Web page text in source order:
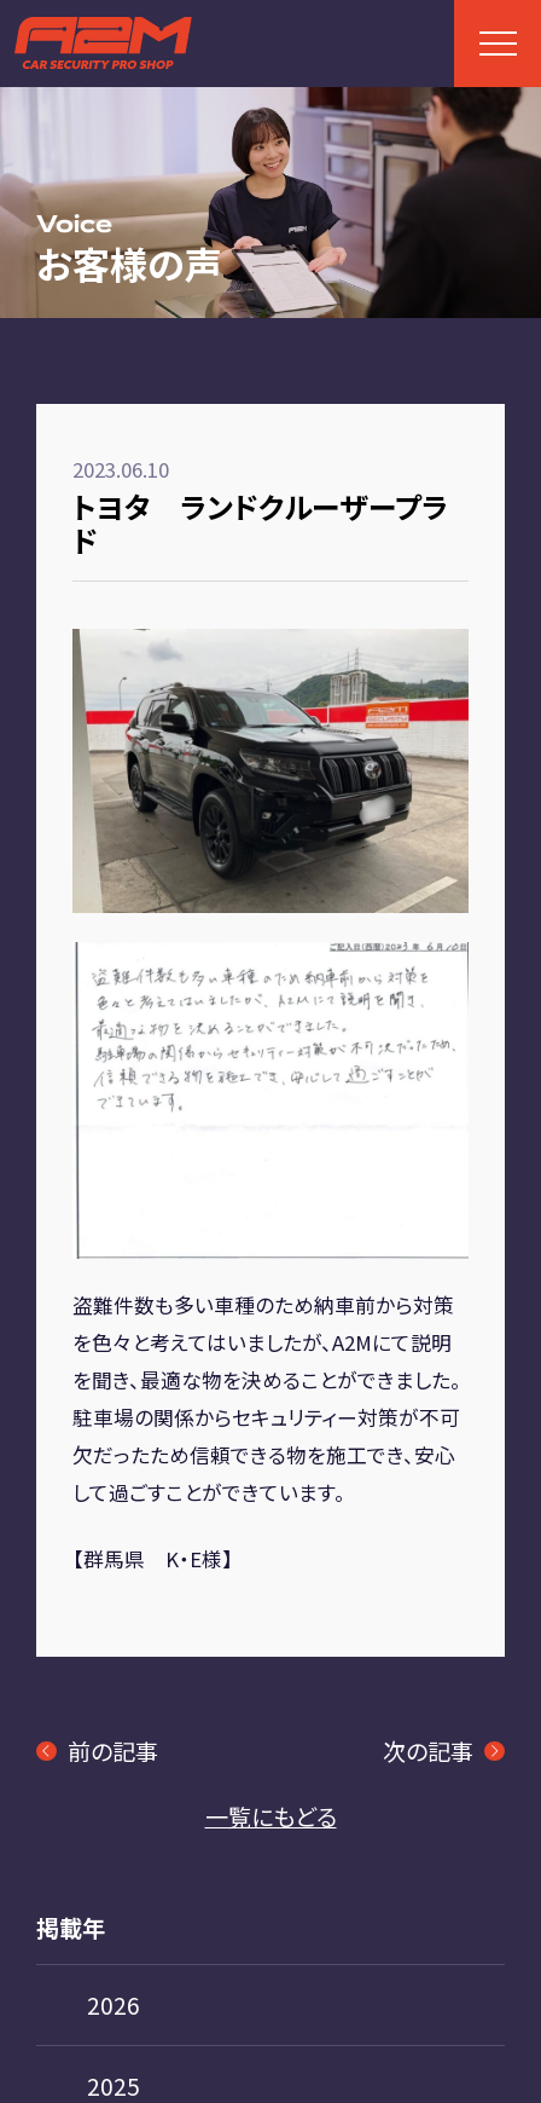
Voice
お客様の声
2023.06.10
トヨタ ランドクルーザープラ
ド
盗難件数も多い車種のため納車前から対策
を色々と考えてはいましたが、A2Mにて説明
を聞き、最適な物を決めることができました。
駐車場の関係からセキュリティー対策が不可
欠だったため信頼できる物を施工でき、安心
して過ごすことができています。
【群馬県 K・E様】
前の記事
一覧にもどる
次の記事
掲載年
2026
2025
TOP
ABOUT
A2Mについて
FAQ
お客様の声
お知らせ
PLAN
車種別プラン
SHOP
A2M 本店
A2M 仙台
A2M 宇都宮
A2M 愛知
A2M 四日市
CONTACT
お問い合わせ
RECRUIT
リクルート専用サイト